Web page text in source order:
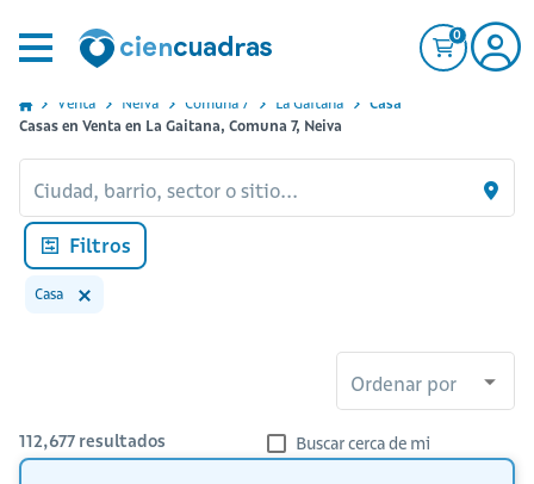
0
Venta Neiva Comuna 7 La Gaitana
Casa
Casas en Venta en La Gaitana, Comuna 7, Neiva
Ciudad, barrio, sector o sitio...
Filtros
Casa
Ordenar por
112,677 resultados Buscar cerca de mi